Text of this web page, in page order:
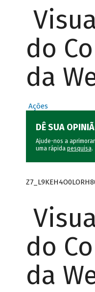
do
da
Ações
DÊ SUA
Ajude-nos a
uma rápida pesquisa.
do
da